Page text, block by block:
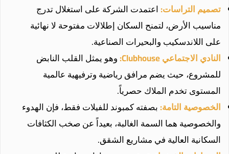
تصميم التراسات:اعتمدت الشركة على استغلال تدرج
مناسيب الأرض، لتمنح السكان إطلالات مفتوحة لا نهائية
على اللاندسكيب والبحيرات الصناعية.
النادي الاجتماعي Clubhouse:
وهو يمثل القلب النابض
للمشروع، حيث يضم مرافق رياضية وترفيهية عالمية
المستوى تخدم الملاك حصرياً.
الخصوصية التامة:بصفته كمبوند للفيلات فقط، فإن الهدوء
والخصوصية هما السمة الغالبة، بعيداً عن صخب الكثافات
السكانية العالية في مشاريع الشقق.